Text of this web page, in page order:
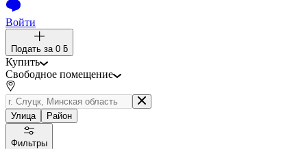
Войти
Подать за 0 ƃ
Купить
Свободное помещение
Улица Район
Фильтры